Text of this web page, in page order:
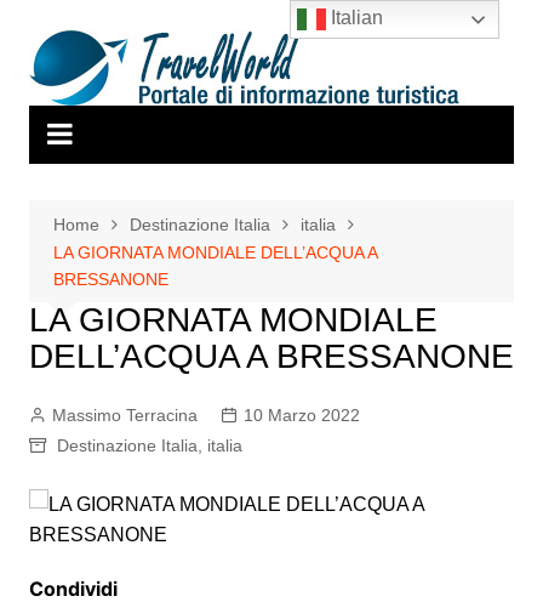
contenuto
Home Destinazione Italia
italia
LA GIORNATA MONDIALE DELL’ACQUA A
BRESSANONE
LA GIORNATA MONDIALE
DELL’ACQUA A BRESSANONE
Massimo Terracina
10 Marzo 2022
Destinazione Italia
italia
Condividi
Italian